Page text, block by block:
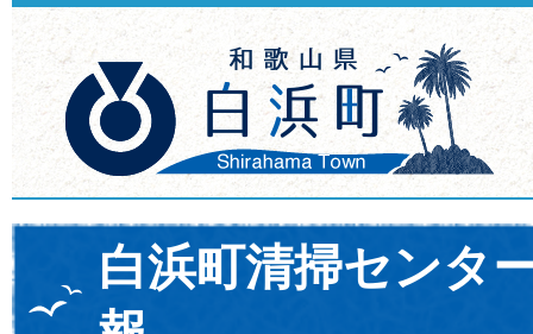
白浜町清掃センタ